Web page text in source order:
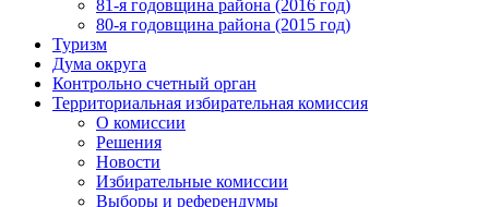
81-я годовщина района (2016 год)
80-я годовщина района (2015 год)
Туризм
Дума округа
Контрольно счетный орган
Территориальная избирательная комиссия
О комиссии
Решения
Новости
Избирательные комиссии
Выборы и референдумы